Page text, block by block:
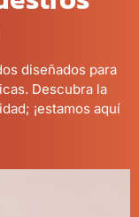
diseñados para
Descubra la
¡estamos aquí